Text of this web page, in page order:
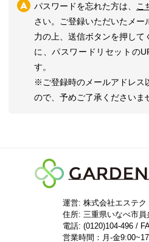
パスワードを忘れた方は、 こ
さい。ご登録いただいたメー
力の上、送信ボタンを押し
に、パスワードリセットの
す。
※ご登録時のメールアドレス
ので、予めご了承くださいま
運営: 株式会社エステク
住所: 三重県いなべ市員
電話: (0120)104-496 /
営業時間：月-金